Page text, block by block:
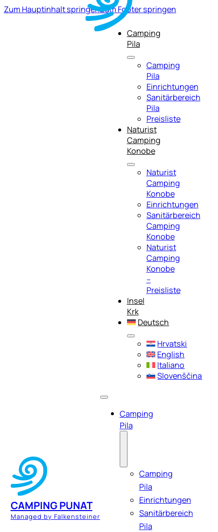
Zum Hauptinhalt springenZum Footer springen
CAMPING PUNAT
Managed by Falkensteiner
Camping
Pila
Camping
Pila
Einrichtungen
Sanitärbereich
Pila
Preisliste
Naturist
Camping
Konobe
Naturist
Camping
Konobe
Einrichtungen
Sanitärbereich
Camping
Konobe
Naturist
Camping
Konobe
–
Preisliste
Insel
Krk
Deutsch
Hrvatski
English
Italiano
Slovenščina
Camping
Pila
Camping
Pila
Einrichtungen
Sanitärbereich
Pila